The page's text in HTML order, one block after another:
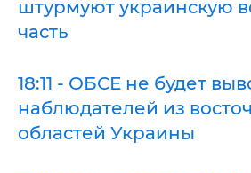
штурмуют украинскую
часть
18:11 - ОБСЕ не будет
наблюдателей из
областей Украины